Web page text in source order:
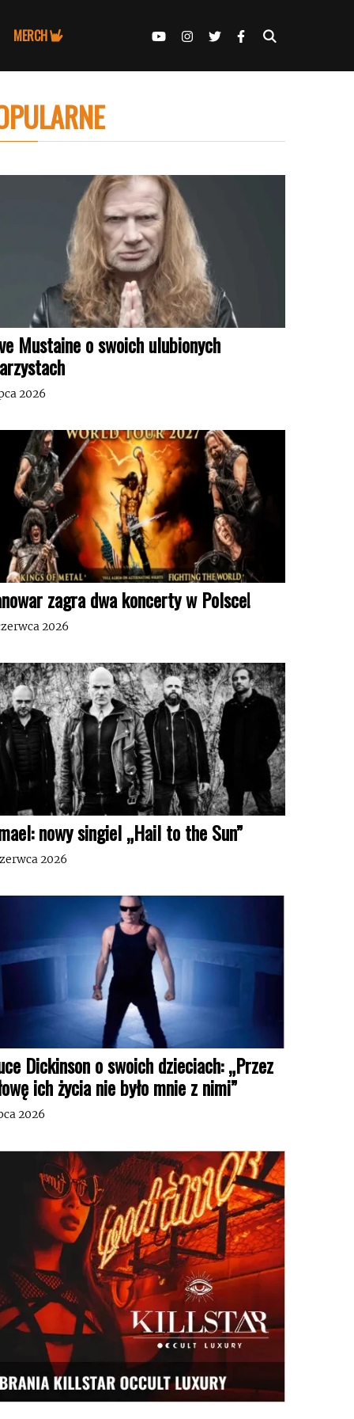
MERCH
Mustaine o swoich ulubionych
2026
zagra dwa koncerty w Polsce!
2026
nowy singiel „Hail to the Sun”
2026
Dickinson o swoich dzieciach: „Przez
ich życia nie było mnie z nimi”
2026